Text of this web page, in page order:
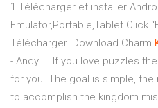
1.Télécharger et installer
Emulator,Portable,Tablet.Click
Télécharger. Download Charm
- Andy ... If you love puzzles
for you. The goal is simple,
to accomplish the kingdom